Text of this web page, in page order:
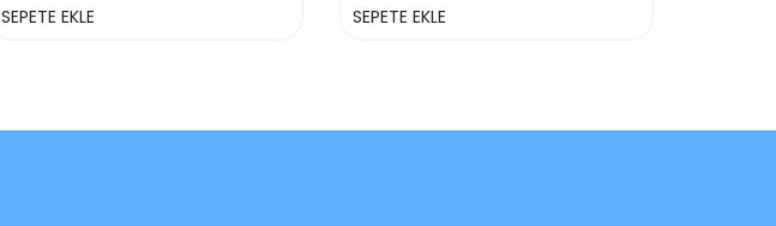
SEPETE EKLE SEPETE EKLE